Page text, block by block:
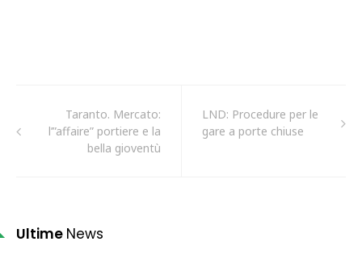
Taranto. Mercato:
l’”affaire” portiere e la
bella gioventù
LND: Procedure per le
gare a porte chiuse
Ultime News